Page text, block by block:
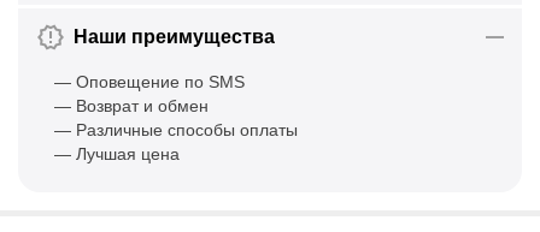
Наши преимущества
— Оповещение по SMS
— Возврат и обмен
— Различные способы оплаты
— Лучшая цена